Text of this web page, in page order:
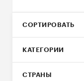
СОРТИРОВАТЬ
КАТЕГОРИИ
СТРАНЫ